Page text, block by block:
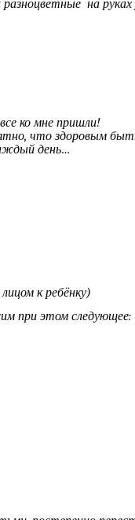
на руках
рада, что
что
день…
при этом следующее: